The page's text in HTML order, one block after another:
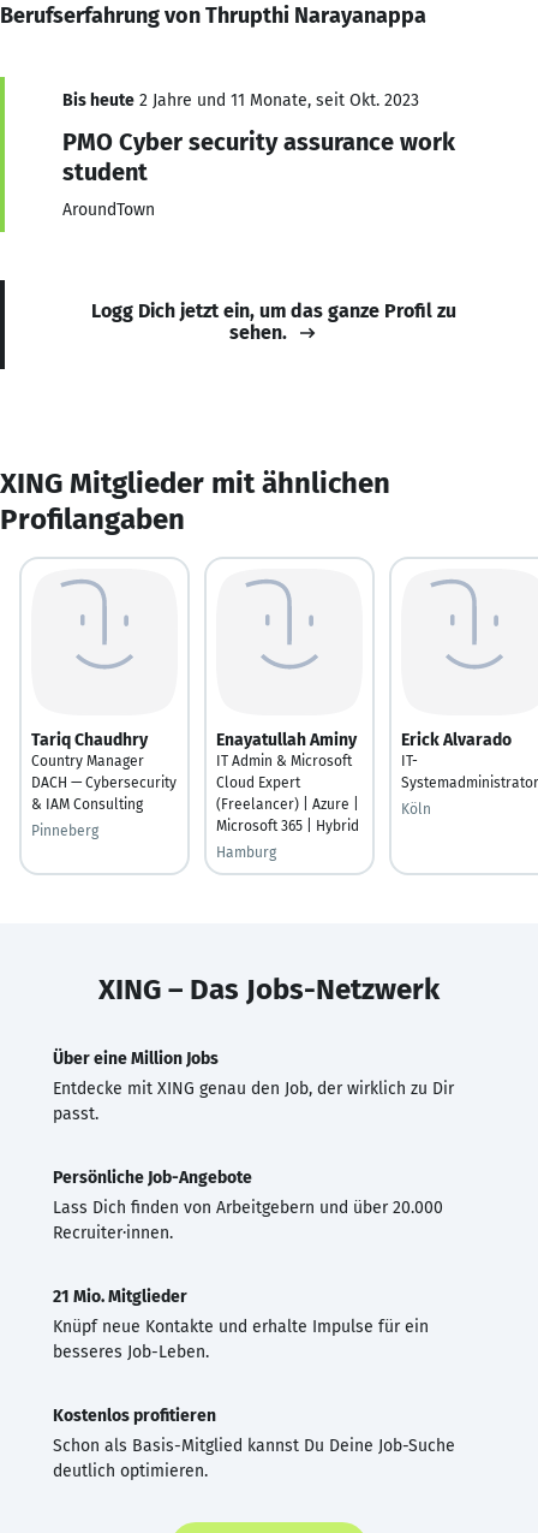
Berufserfahrung von Thrupthi Narayanappa
Bis heute 2 Jahre und 11 Monate, seit Okt. 2023
PMO Cyber security assurance work
student
AroundTown
Logg Dich jetzt ein, um das ganze Profil zu
sehen.
XING Mitglieder mit ähnlichen
Profilangaben
Tariq Chaudhry
Country Manager
DACH — Cybersecurity
& IAM Consulting
Pinneberg
Enayatullah Aminy
IT Admin & Microsoft
Cloud Expert
(Freelancer) | Azure |
Microsoft 365 | Hybrid
Hamburg
Erick Alvarado
IT-
Systemadministrator
Köln
XING – Das Jobs-Netzwerk
Über eine Million Jobs
Entdecke mit XING genau den Job, der wirklich zu Dir
passt.
Persönliche Job-Angebote
Lass Dich finden von Arbeitgebern und über 20.000
Recruiter·innen.
21 Mio. Mitglieder
Knüpf neue Kontakte und erhalte Impulse für ein
besseres Job-Leben.
Kostenlos profitieren
Schon als Basis-Mitglied kannst Du Deine Job-Suche
deutlich optimieren.